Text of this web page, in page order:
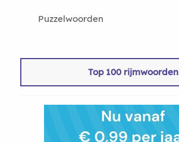
Puzzelwoorden
Top 100 rijmwoorden